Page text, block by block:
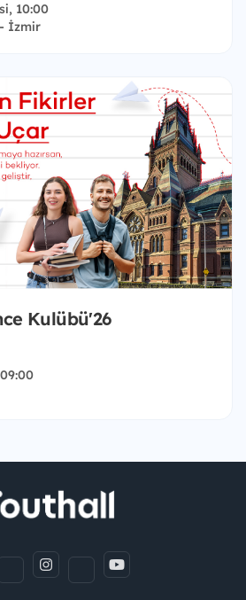
10:00
İzmir
Kulübü'26